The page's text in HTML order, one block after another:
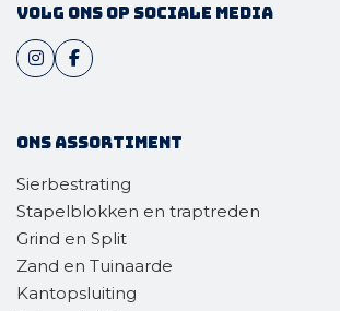
Volg ons op sociale media
Ons assortiment
Sierbestrating
Stapelblokken en traptreden
Grind en Split
Zand en Tuinaarde
Kantopsluiting